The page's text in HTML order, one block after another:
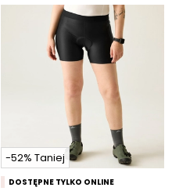
-52% Taniej
DOSTĘPNE TYLKO ONLINE